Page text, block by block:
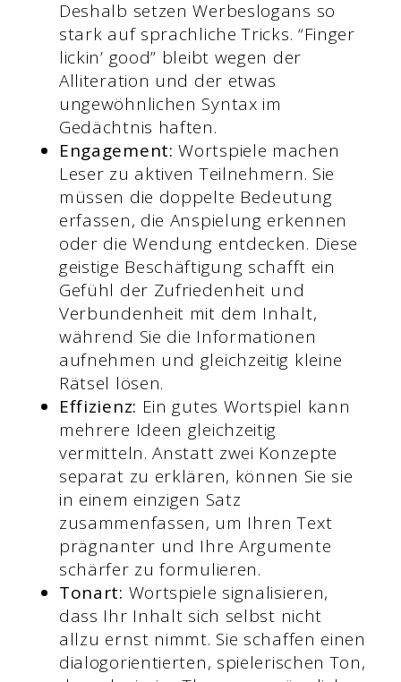
Deshalb setzen Werbeslogans so
stark auf sprachliche Tricks. “Finger
lickin’ good” bleibt wegen der
Alliteration und der etwas
ungewöhnlichen Syntax im
Gedächtnis haften.
Engagement: Wortspiele machen
Leser zu aktiven Teilnehmern. Sie
müssen die doppelte Bedeutung
erfassen, die Anspielung erkennen
oder die Wendung entdecken. Diese
geistige Beschäftigung schafft ein
Gefühl der Zufriedenheit und
Verbundenheit mit dem Inhalt,
während Sie die Informationen
aufnehmen und gleichzeitig kleine
Rätsel lösen.
Effizienz: Ein gutes Wortspiel kann
mehrere Ideen gleichzeitig
vermitteln. Anstatt zwei Konzepte
separat zu erklären, können Sie sie
in einem einzigen Satz
zusammenfassen, um Ihren Text
prägnanter und Ihre Argumente
schärfer zu formulieren.
Tonart: Wortspiele signalisieren,
dass Ihr Inhalt sich selbst nicht
allzu ernst nimmt. Sie schaffen einen
dialogorientierten, spielerischen Ton,